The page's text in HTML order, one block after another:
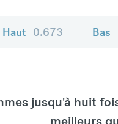
Haut 0.673 Bas
jusqu'à huit
meilleurs